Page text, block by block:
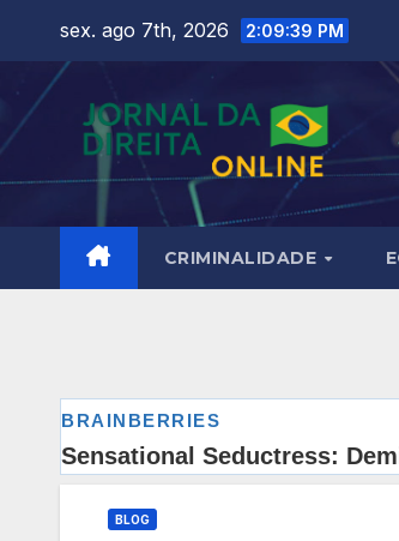
content
sex. ago 7th, 2026 2:09:40 PM
CRIMINALIDADE
BLOG